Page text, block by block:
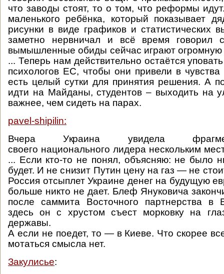
что заводы стоят, то о том, что реформы
маленького ребёнка, который показывает
рисунки в виде графиков и статистических
заметно нервничал и всё время говорил
вымышленные обиды сейчас играют огромную
... Теперь нам действительно остаётся
психологов ЕС, чтобы они привели в
есть целый сутки для принятия решения. А
идти на Майданы, студентов – выходить на
важнее, чем сидеть на парах.
pavel-shipilin:
Вчера Украина увидела
своего национального лидера нескольким
... Если кто-то не понял, объясняю: не было
будет. И не снизит Путин цену на газ — не
Россия отсыплет Украине денег на будущую
больше никто не дает. Блеф Януковича
после саммита Восточного партнерства в
здесь он с хрустом съест морковку на
державы.
А если не поедет, то — в Киеве. Что скорее
мотаться смысла нет.
Закулисье: